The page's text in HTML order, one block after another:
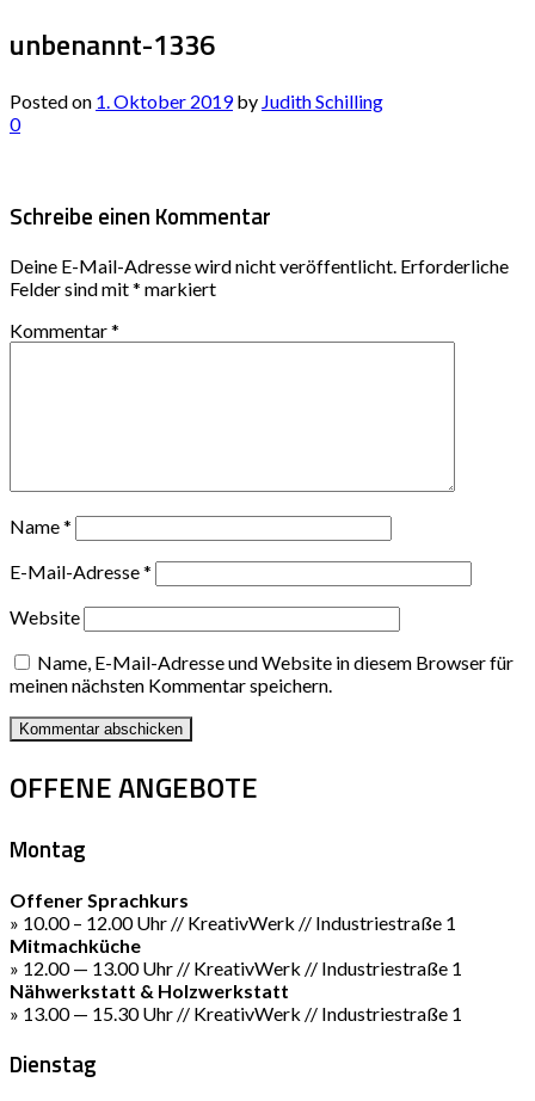
unbenannt-1336
Posted on 1. Oktober 2019by Judith Schilling
0
Schreibe einen Kommentar
Deine E-Mail-Adresse wird nicht veröffentlicht. Erforderliche
Felder sind mit* markiert
Kommentar*
Name*
E-Mail-Adresse*
Website
Name, E-Mail-Adresse und Website in diesem Browser für
meinen nächsten Kommentar speichern.
OFFENE ANGEBOTE
Montag
Offener Sprachkurs
» 10.00 – 12.00 Uhr // KreativWerk // Industriestraße 1
Mitmachküche
» 12.00 — 13.00 Uhr // KreativWerk // Industriestraße 1
Nähwerkstatt & Holzwerkstatt
» 13.00 — 15.30 Uhr // KreativWerk // Industriestraße 1
Dienstag